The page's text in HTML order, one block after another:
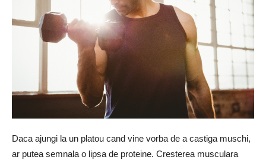
Daca ajungi la un platou cand vine vorba de a castiga muschi,
ar putea semnala o lipsa de proteine. Cresterea musculara